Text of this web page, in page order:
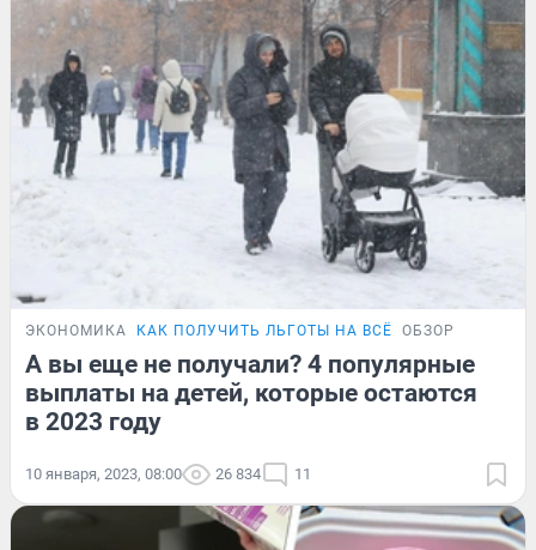
ЭКОНОМИКА КАК ПОЛУЧИТЬ ЛЬГОТЫ НА ВСЁ ОБЗОР
А вы еще не получали? 4 популярные
выплаты на детей, которые остаются
в 2023 году
10 января, 2023, 08:00 26 834 11